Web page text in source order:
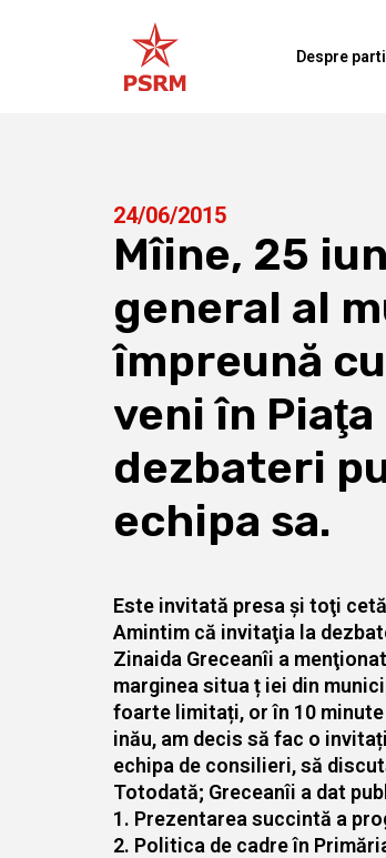
Despre
24/06/2015
Mîine, 25
general al
împreună
veni în
dezbateri
echipa sa.
Este invitată presa şi toţi
Amintim că invitaţia la
Zinaida Greceanîi a
marginea situa ț iei din
foarte limitați, or în 10
inău, am decis să fac o
echipa de consilieri, să
Totodată; Greceanîi a dat
1. Prezentarea succintă a
2. Politica de cadre în